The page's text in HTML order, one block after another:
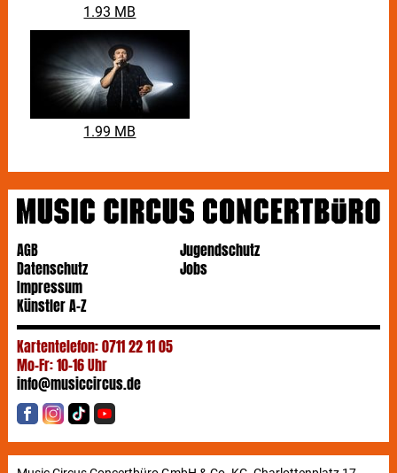
1.93 MB
1.99 MB
AGB
Datenschutz
Impressum
Jugendschutz
Jobs
Künstler A-Z
Kartentelefon: 0711 22 11 05
Mo-Fr: 10-16 Uhr
info@musiccircus.de